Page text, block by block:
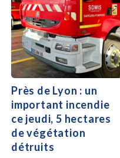
Près de Lyon : un
important incendie
ce jeudi, 5 hectares
de végétation
détruits